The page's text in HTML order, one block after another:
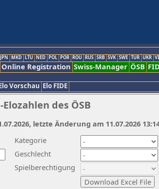
JPN MKD LTU NED POL POR ROU RUS SRB SVK SWE TUR UKR
Online Registration Swiss-Manager ÖSB
Vorschau Elo FIDE
des ÖSB
Kategorie
Geschlecht
Spielberechtigung
letzte Änderung am 11.07.2026